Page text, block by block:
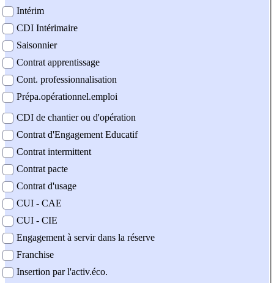
Intérim
CDI Intérimaire
Saisonnier
Contrat apprentissage
Cont. professionnalisation
Prépa.opérationnel.emploi
CDI de chantier ou d'opération
Contrat d'Engagement Educatif
Contrat intermittent
Contrat pacte
Contrat d'usage
CUI - CAE
CUI - CIE
Engagement à servir dans la réserve
Franchise
Insertion par l'activ.éco.